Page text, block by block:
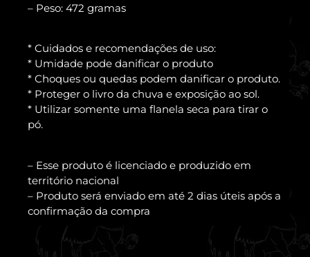
– Peso: 472 gramas
* Cuidados e recomendações de uso:
* Umidade pode danificar o produto
* Choques ou quedas podem danificar o produto.
* Proteger o livro da chuva e exposição ao sol.
* Utilizar somente uma flanela seca para tirar o
pó.
– Esse produto é licenciado e produzido em
território nacional
– Produto será enviado em até 2 dias úteis após a
confirmação da compra